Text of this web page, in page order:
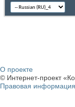
О проекте
© Интернет-проект
Правовая информация